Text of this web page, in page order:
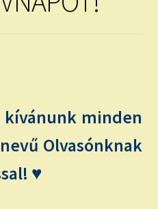
LIMITÁLT!
kívánunk minden
Olvasónknak
♥